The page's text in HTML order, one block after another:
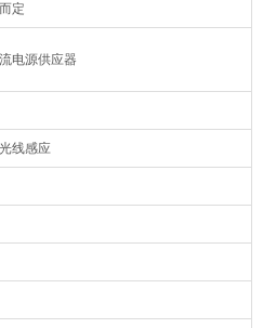
定
电源供应器
线感应